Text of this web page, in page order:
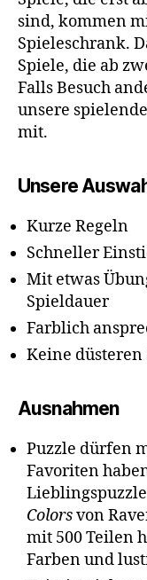
sind, kommen
Spieleschrank.
Spiele, die ab
Falls Besuch
unsere
mit.
Unsere
Kurze Regeln
Schneller
Mit etwas
Spieldauer
Farblich
Keine
Ausnahmen
Puzzle dürfen
Favoriten
Colorsvon
mit 500 Teilen
Farben und